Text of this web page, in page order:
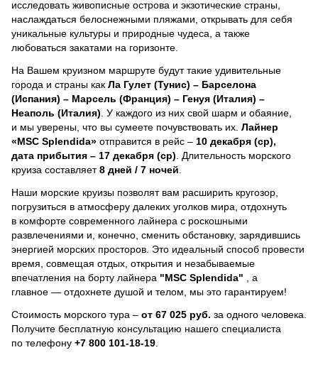
исследовать живописные острова и экзотические страны,
наслаждаться белоснежными пляжами, открывать для себя
уникальные культуры и природные чудеса, а также
любоваться закатами на горизонте.
На Вашем круизном маршруте будут такие удивительные
города и страны как Ла Гулет (Тунис) – Барселона
(Испания) – Марсель (Франция) – Генуя (Италия) –
Неаполь (Италия) . У каждого из них свой шарм и обаяние,
и мы уверены, что вы сумеете почувствовать их. Лайнер
«MSC Splendida» отправится в рейс – 10 декабря (ср),
дата прибытия – 17 декабря (ср) . Длительность морского
круиза составляет8 дней / 7 ночей
Наши морские круизы позволят вам расширить кругозор,
погрузиться в атмосферу далеких уголков мира, отдохнуть
в комфорте современного лайнера с роскошными
развлечениями и, конечно, сменить обстановку, зарядившись
энергией морских просторов. Это идеальный способ провести
время, совмещая отдых, открытия и незабываемые
впечатления на борту лайнера "MSC Splendida"
, a
главное — отдохнете душой и телом, мы это гарантируем!
Стоимость морского тура – от 67 025 руб. за одного человека.
Получите бесплатную консультацию нашего специалиста
по телефону +7 800 101-18-19